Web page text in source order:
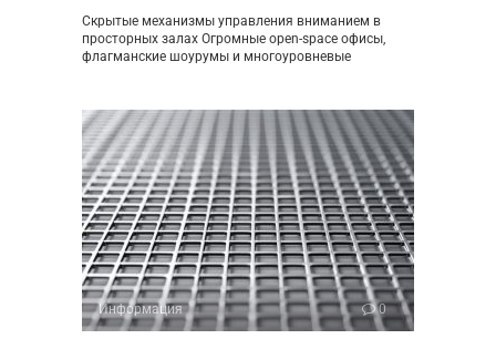
Скрытые механизмы управления вниманием в
просторных залах Огромные open-space офисы,
флагманские шоурумы и многоуровневые
Информация 0